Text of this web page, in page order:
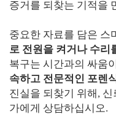
증거를 되찾는 기적을
중요한 자료를 담은 스
로 전원을 켜거나 수리
복구는 시간과의 싸움
속하고 전문적인 포렌
진실을 되찾기 위해,
가에게 상담하십시오.